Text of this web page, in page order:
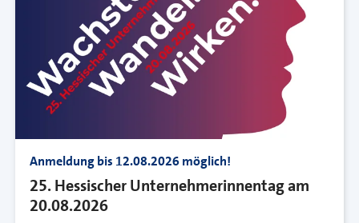
Anmeldung bis 12.08.2026 möglich!
25. Hessischer Unternehmerinnentag am
20.08.2026